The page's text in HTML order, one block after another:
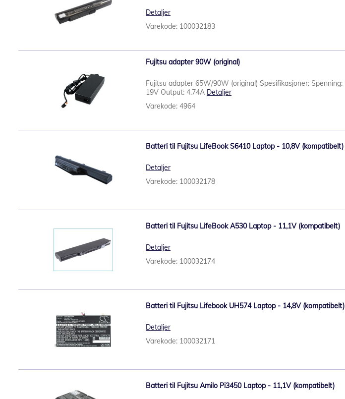
Detaljer
Varekode: 100032183
Fujitsu adapter 90W (original)
Fujitsu adapter 65W/90W (original) Spesifikasjoner: Spenning:
19V Output: 4.74A Detaljer
Varekode: 4964
Batteri til Fujitsu LifeBook S6410 Laptop - 10,8V (kompatibelt)
Detaljer
Varekode: 100032178
Batteri til Fujitsu LifeBook A530 Laptop - 11,1V (kompatibelt)
Detaljer
Varekode: 100032174
Batteri til Fujitsu Lifebook UH574 Laptop - 14,8V (kompatibelt)
Detaljer
Varekode: 100032171
Batteri til Fujitsu Amilo Pi3450 Laptop - 11,1V (kompatibelt)